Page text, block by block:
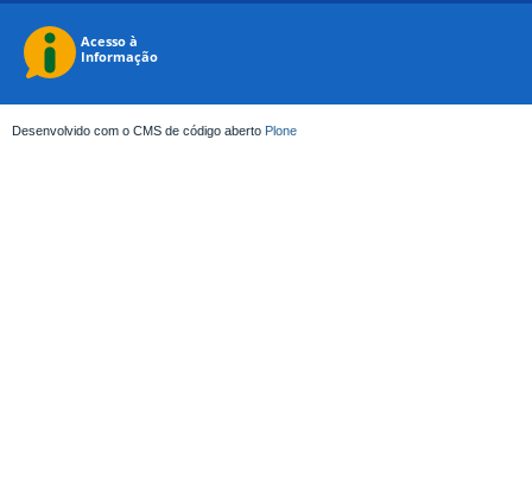
Desenvolvido com o CMS de código aberto Plone